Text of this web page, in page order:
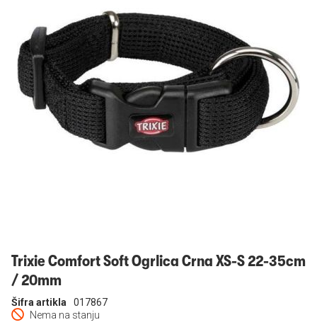
Trixie Comfort Soft Ogrlica Crna XS-S 22-35cm
/ 20mm
Nema na stanju
Šifra artikla 017867